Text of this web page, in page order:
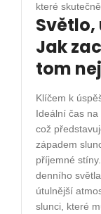
které
Světlo,
Jak
tom
Klíčem k
Ideální čas na
což
západem
příjemné
denního
útulnější
slunci, které